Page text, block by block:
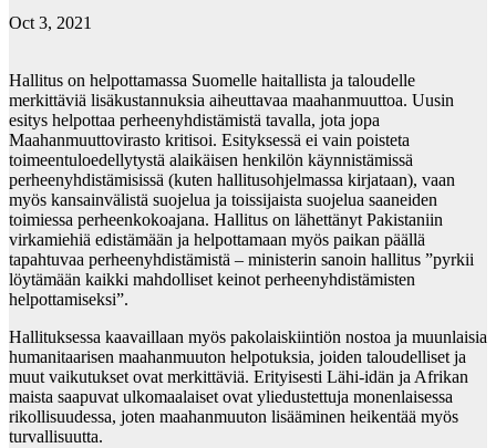
Oct 3, 2021
Hallitus on helpottamassa Suomelle haitallista ja taloudelle
merkittäviä lisäkustannuksia aiheuttavaa maahanmuuttoa. Uusin
esitys helpottaa perheenyhdistämistä tavalla, jota jopa
Maahanmuuttovirasto kritisoi. Esityksessä ei vain poisteta
toimeentuloedellytystä alaikäisen henkilön käynnistämissä
perheenyhdistämisissä (kuten hallitusohjelmassa kirjataan), vaan
myös kansainvälistä suojelua ja toissijaista suojelua saaneiden
toimiessa perheenkokoajana. Hallitus on lähettänyt Pakistaniin
virkamiehiä edistämään ja helpottamaan myös paikan päällä
tapahtuvaa perheenyhdistämistä – ministerin sanoin hallitus ”pyrkii
löytämään kaikki mahdolliset keinot perheenyhdistämisten
helpottamiseksi”.
Hallituksessa kaavaillaan myös pakolaiskiintiön nostoa ja muunlaisia
humanitaarisen maahanmuuton helpotuksia, joiden taloudelliset ja
muut vaikutukset ovat merkittäviä. Erityisesti Lähi-idän ja Afrikan
maista saapuvat ulkomaalaiset ovat yliedustettuja monenlaisessa
rikollisuudessa, joten maahanmuuton lisääminen heikentää myös
turvallisuutta.